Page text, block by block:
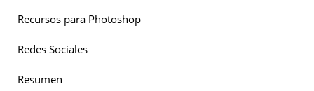
Recursos para Photoshop
Redes Sociales
Resumen